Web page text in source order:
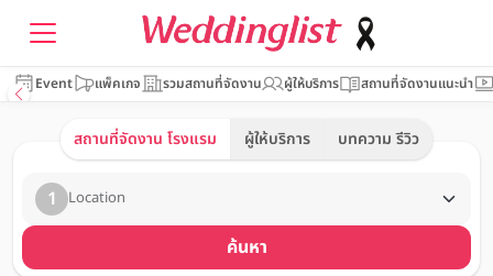
Event แพ็คเกจ รวมสถานที่จัดงาน ผู้ให้บริการ สถานที่จัดงานแนะนำ
สถานที่จัดงาน โรงแรม ผู้ให้บริการ บทความ รีวิว
1 Location
ค้นหา